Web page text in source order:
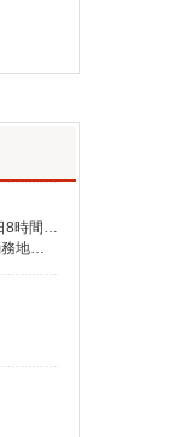
未経験：時給1500〜1700円（資格・経験による） 経験者：時給1700〜1900円（資格・経験による） ◎月収例 時給1900円×1日8時間×22日（週5日）＝33万4400円 ◆昇給あり ◆支払い方法 ※日払い/週払い/月払い対応も可能です。詳しくは面談時にご相談ください。 ◆交通費：別途全額支給 ※当社規定あり
三重県桑名市 【最寄駅】 ◆各線「桑名駅」 ◆三岐鉄道北勢線「在良駅」 ◆三岐鉄道北勢線「馬道駅」 ★その他、近隣に多数勤務地あります！